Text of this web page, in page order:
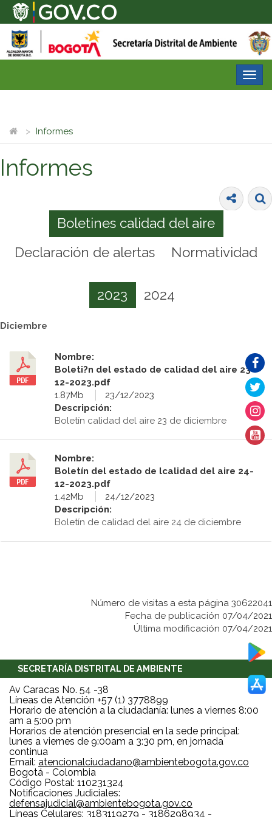
Informes
Informes
Boletines calidad del aire
Declaración de alertas
Normatividad
2023 2024
Diciembre
Nombre:
Boleti?n del estado de calidad del aire 23-
12-2023.pdf
1.87Mb
23/12/2023
Descripción:
Boletín calidad del aire 23 de diciembre
Nombre:
Boletín del estado de lcalidad del aire 24-
12-2023.pdf
1.42Mb
24/12/2023
Descripción:
Boletín de calidad del aire 24 de diciembre
Número de visitas a esta página 30622041
Fecha de publicación 07/04/2021
Última modificación 07/04/2021
SECRETARÍA DISTRITAL DE AMBIENTE
Av Caracas No. 54 -38
Líneas de Atención +57 (1) 3778899
Horario de atención a la ciudadanía: lunes a viernes 8:00
am a 5:00 pm
Horarios de atención presencial en la sede principal:
lunes a viernes de 9:00am a 3:30 pm, en jornada
continua
Email: atencionalciudadano@ambientebogota.gov.co
Bogotá - Colombia
Código Postal: 110231324
Notificaciones Judiciales:
defensajudicial@ambientebogota.gov.co
Líneas Celulares: 3183119279 - 3186298934 -